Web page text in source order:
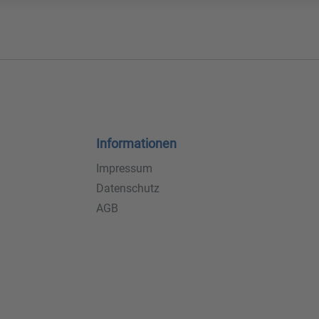
Informationen
Impressum
Datenschutz
AGB